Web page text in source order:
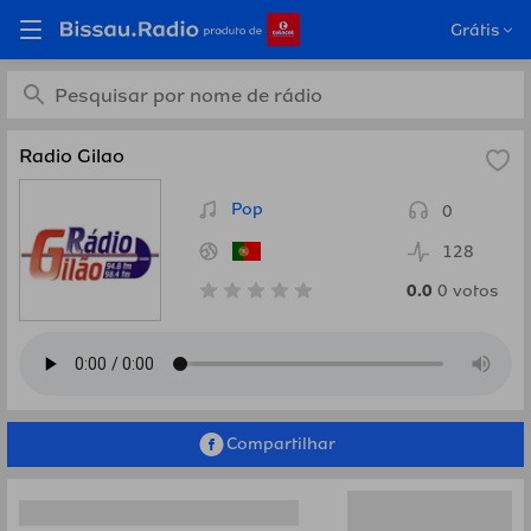
Grátis
Ouça Radio Gilao, Portugal
em Bissau.Radio
Radio Gilao
Pop
0
128
0.0 0 votos
Compartilhar